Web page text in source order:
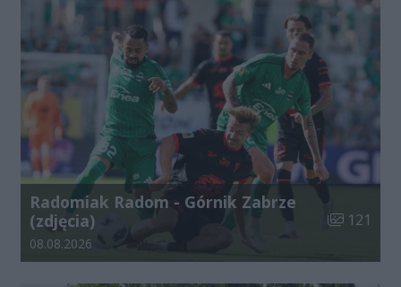
Radomiak Radom - Górnik Zabrze
(zdjęcia)
Liczba
121
Data dodania galerii:
08.08.2026